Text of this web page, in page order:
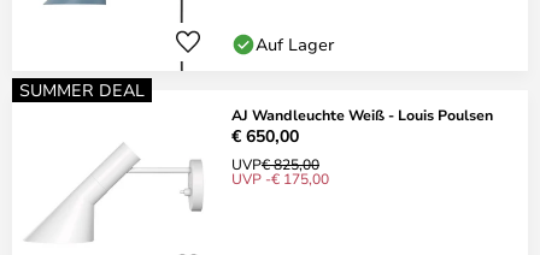
Auf Lager
SUMMER DEAL
AJ Wandleuchte Weiß - Louis Poulsen
€ 650,00
UVP€ 825,00
UVP -€ 175,00